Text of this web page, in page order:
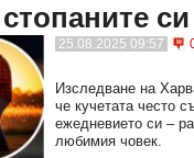
си
25.08.2025 09:57
Изследване на
че кучетата често
ежедневието си –
любимия човек.